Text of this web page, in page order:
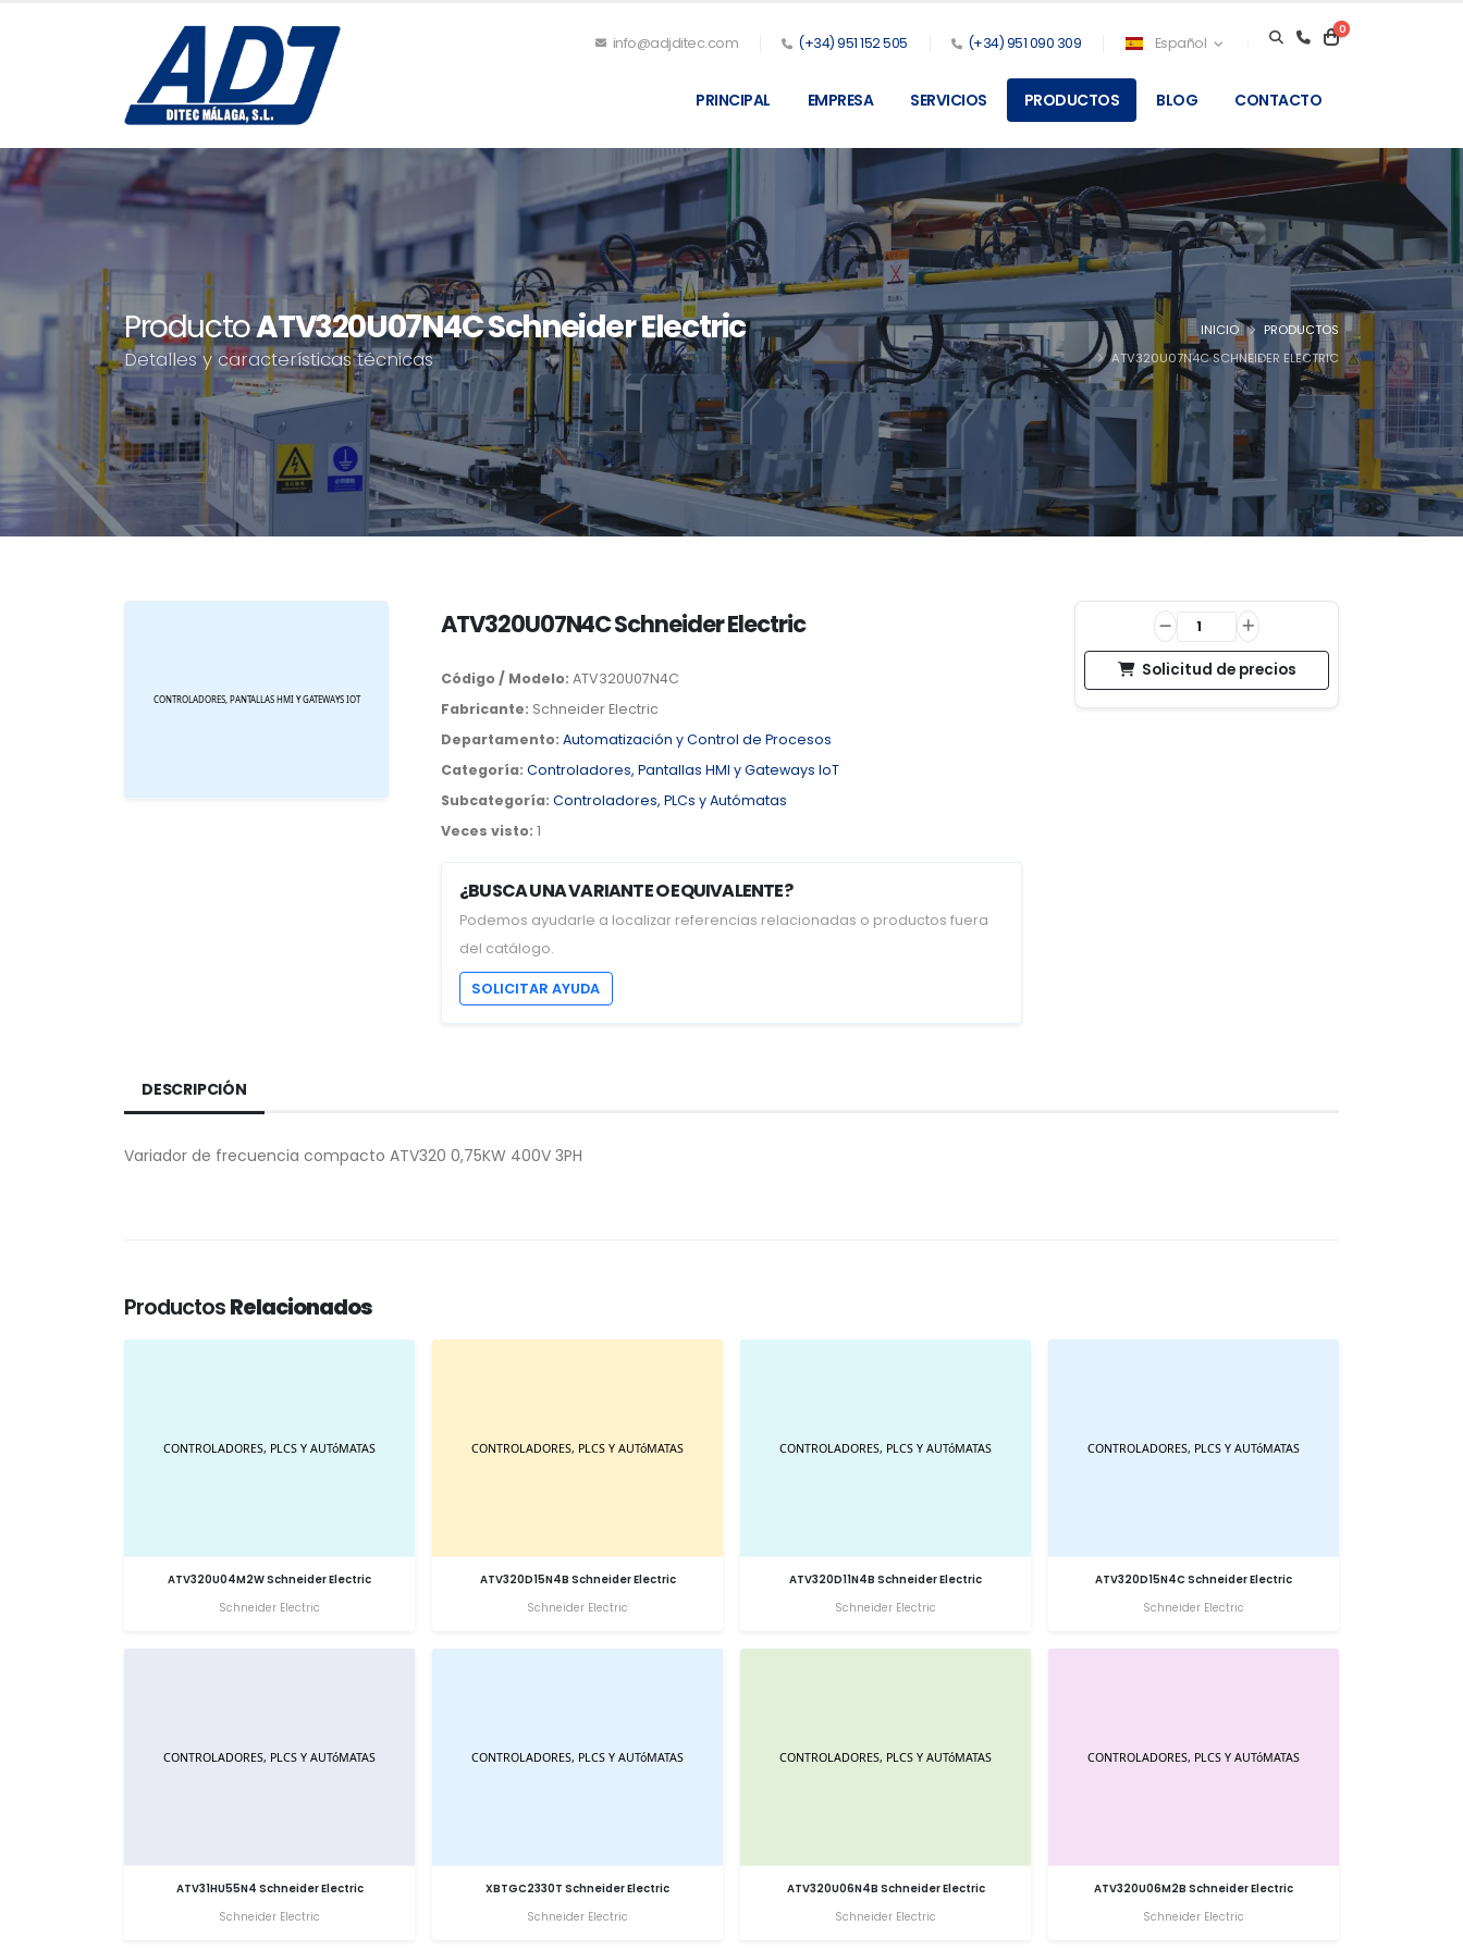
info@adjditec.com (+34) 951 152 505 (+34) 951 090 309 Español
0
PRINCIPAL EMPRESA SERVICIOS PRODUCTOS BLOG CONTACTO
ProductoATV320U07N4C Schneider Electric
Detalles y características técnicas
INICIO
PRODUCTOS
ATV320U07N4C SCHNEIDER ELECTRIC
ATV320U07N4C Schneider Electric
Código / Modelo: ATV320U07N4C
Fabricante: Schneider Electric
Departamento: Automatización y Control de Procesos
Categoría: Controladores, Pantallas HMI y Gateways IoT
Subcategoría: Controladores, PLCs y Autómatas
Veces visto: 1
¿BUSCA UNA VARIANTE O EQUIVALENTE?
Podemos ayudarle a localizar referencias relacionadas o productos fuera
del catálogo.
SOLICITAR AYUDA
Solicitud de precios
DESCRIPCIÓN
Variador de frecuencia compacto ATV320 0,75KW 400V 3PH
ProductosRelacionados
ATV320U04M2W Schneider Electric
Schneider Electric
ATV320D15N4B Schneider Electric
Schneider Electric
ATV320D11N4B Schneider Electric
Schneider Electric
ATV320D15N4C Schneider Electric
Schneider Electric
ATV31HU55N4 Schneider Electric
Schneider Electric
XBTGC2330T Schneider Electric
Schneider Electric
ATV320U06N4B Schneider Electric
Schneider Electric
ATV320U06M2B Schneider Electric
Schneider Electric